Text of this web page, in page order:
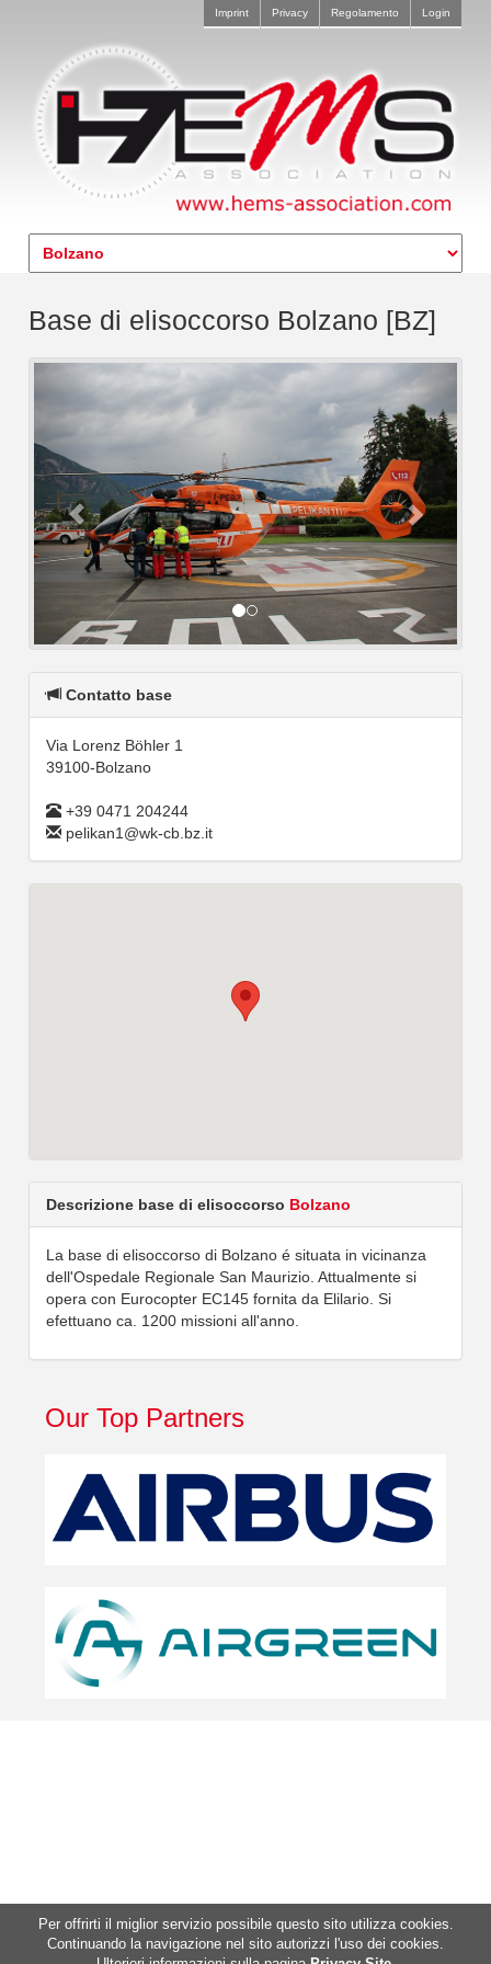
Imprint Privacy Regolamento Login
Base di elisoccorso Bolzano [BZ]
Contatto base
Via Lorenz Böhler 1
39100-Bolzano
+39 0471 204244
pelikan1@wk-cb.bz.it
Descrizione base di elisoccorso Bolzano
La base di elisoccorso di Bolzano é situata in vicinanza
dell'Ospedale Regionale San Maurizio. Attualmente si
opera con Eurocopter EC145 fornita da Elilario. Si
efettuano ca. 1200 missioni all'anno.
Our Top Partners
Per offrirti il miglior servizio possibile questo sito utilizza cookies.
Continuando la navigazione nel sito autorizzi l'uso dei cookies.